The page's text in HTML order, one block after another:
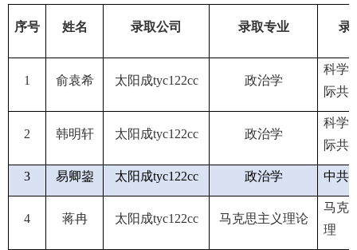
序号 姓名 录取公司 录取专业 录
1 俞袁希 太阳成tyc122cc 政治学
科学
际共
2 韩明轩 太阳成tyc122cc 政治学
科学
际共
3 易卿鋆 太阳成tyc122cc 政治学 中共
4 蒋冉 太阳成tyc122cc 马克思主义理论
马克
理